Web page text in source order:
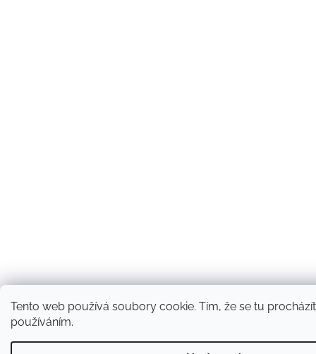
Tento web používá soubory cookie. Tím, že se tu
používáním.